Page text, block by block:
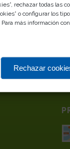
rechazar todas las
o configurar los
Para más información
Rechazar